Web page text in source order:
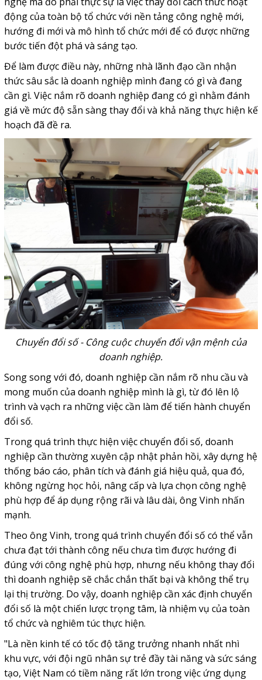
động của toàn bộ tổ chức với nền tảng công nghệ mới,
hướng đi mới và mô hình tổ chức mới để có được những
bước tiến đột phá và sáng tạo.
Để làm được điều này, những nhà lãnh đạo cần nhận
thức sâu sắc là doanh nghiệp mình đang có gì và đang
cần gì. Việc nắm rõ doanh nghiệp đang có gì nhằm đánh
giá về mức độ sẵn sàng thay đổi và khả năng thực hiện kế
hoạch đã đề ra.
Chuyển đổi số - Công cuộc chuyển đổi vận mệnh của
doanh nghiệp.
Song song với đó, doanh nghiệp cần nắm rõ nhu cầu và
mong muốn của doanh nghiệp mình là gì, từ đó lên lộ
trình và vạch ra những việc cần làm để tiến hành chuyển
đổi số.
Trong quá trình thực hiện việc chuyển đổi số, doanh
nghiệp cần thường xuyên cập nhật phản hồi, xây dựng hệ
thống báo cáo, phân tích và đánh giá hiệu quả, qua đó,
không ngừng học hỏi, nâng cấp và lựa chọn công nghệ
phù hợp để áp dụng rộng rãi và lâu dài, ông Vinh nhấn
mạnh.
Theo ông Vinh, trong quá trình chuyển đổi số có thể vẫn
chưa đạt tới thành công nếu chưa tìm được hướng đi
đúng với công nghệ phù hợp, nhưng nếu không thay đổi
thì doanh nghiệp sẽ chắc chắn thất bại và không thể trụ
lại thị trường. Do vậy, doanh nghiệp cần xác định chuyển
đổi số là một chiến lược trọng tâm, là nhiệm vụ của toàn
tổ chức và nghiêm túc thực hiện.
"Là nền kinh tế có tốc độ tăng trưởng nhanh nhất nhì
khu vực, với đội ngũ nhân sự trẻ đầy tài năng và sức sáng
tạo, Việt Nam có tiềm năng rất lớn trong việc ứng dụng